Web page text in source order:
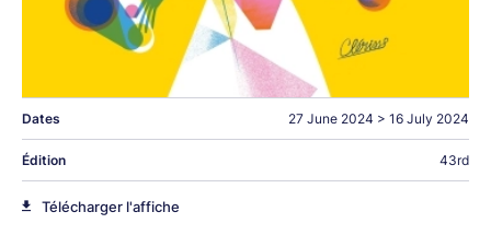
Dates 27 June 2024 > 16 July 2024
Édition 43rd
Télécharger l'affiche